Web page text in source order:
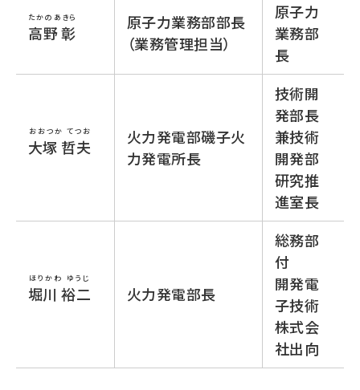
高野 彰
たかの あきら
原子力業務部部長
（業務管理担当）
原子力
業務部
長
大塚 哲夫
おおつか てつお
火力発電部磯子火
力発電所長
技術開
発部長
兼技術
開発部
研究推
進室長
堀川 裕二
ほりかわ ゆうじ
火力発電部長
総務部
付
開発電
子技術
株式会
社出向